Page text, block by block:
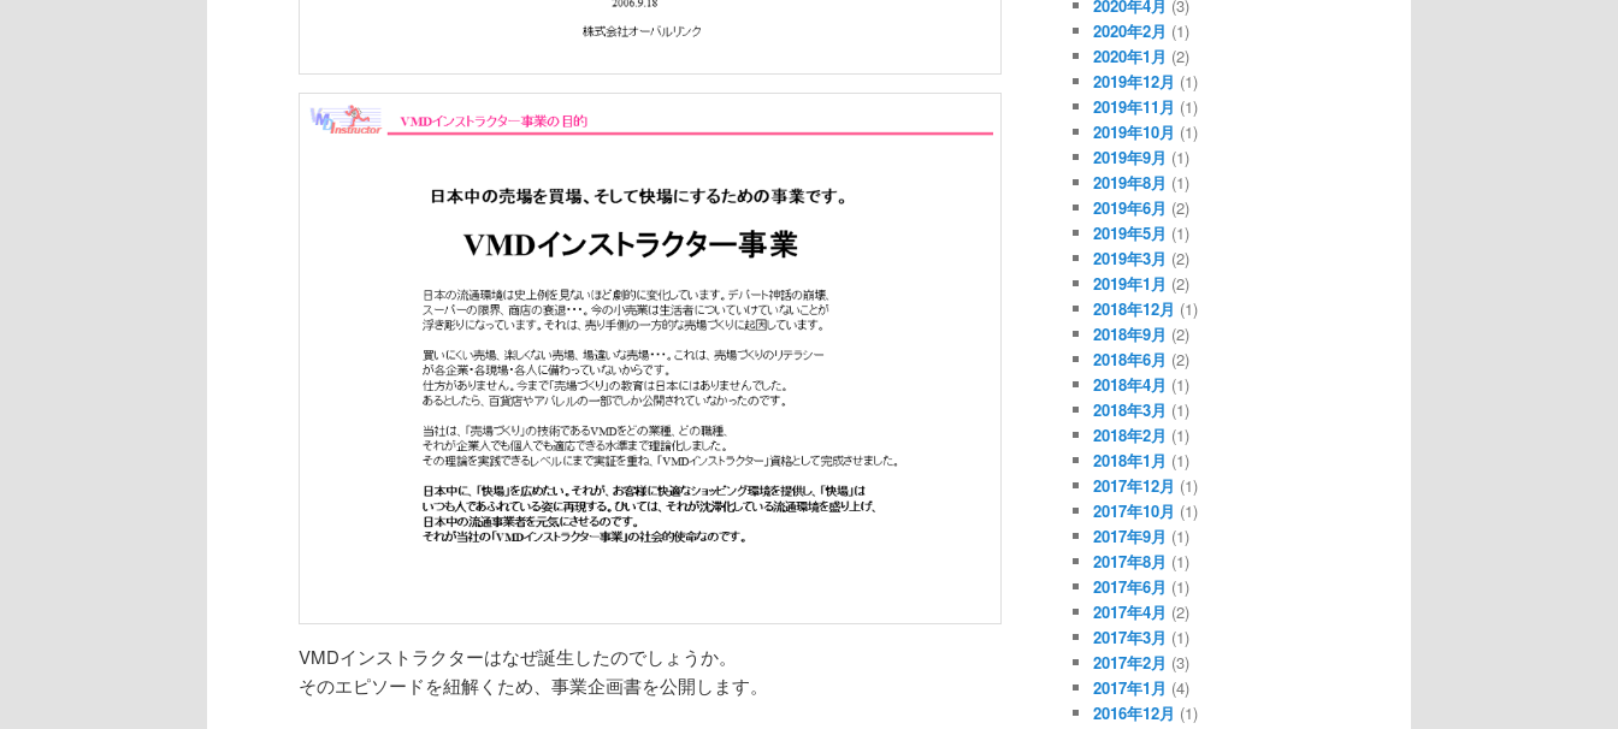
VMDインストラクターはなぜ誕生したのでしょうか。
そのエピソードを紐解くため、事業企画書を公開します。
2020年4月 (3)
2020年2月 (1)
2020年1月 (2)
2019年12月 (1)
2019年11月 (1)
2019年10月 (1)
2019年9月 (1)
2019年8月 (1)
2019年6月 (2)
2019年5月 (1)
2019年3月 (2)
2019年1月 (2)
2018年12月 (1)
2018年9月 (2)
2018年6月 (2)
2018年4月 (1)
2018年3月 (1)
2018年2月 (1)
2018年1月 (1)
2017年12月 (1)
2017年10月 (1)
2017年9月 (1)
2017年8月 (1)
2017年6月 (1)
2017年4月 (2)
2017年3月 (1)
2017年2月 (3)
2017年1月 (4)
2016年12月 (1)